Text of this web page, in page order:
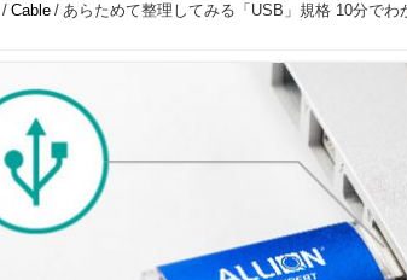
/ Cable / あらためて整理してみる「USB」規格 10分で